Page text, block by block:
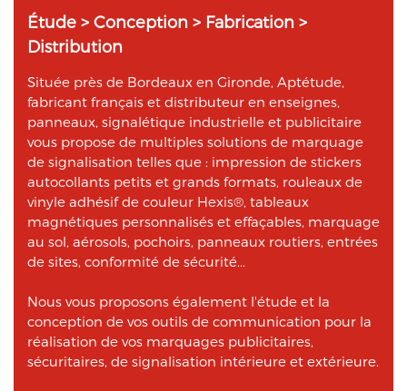
Étude > Conception > Fabrication >
Distribution
Située près de Bordeaux en Gironde, Aptétude,
fabricant français et distributeur en enseignes,
panneaux, signalétique industrielle et publicitaire
vous propose de multiples solutions de marquage
de signalisation telles que : impression de stickers
autocollants petits et grands formats, rouleaux de
vinyle adhésif de couleur Hexis®, tableaux
magnétiques personnalisés et effaçables, marquage
au sol, aérosols, pochoirs, panneaux routiers, entrées
de sites, conformité de sécurité...
Nous vous proposons également l'étude et la
conception de vos outils de communication pour la
réalisation de vos marquages publicitaires,
sécuritaires, de signalisation intérieure et extérieure.